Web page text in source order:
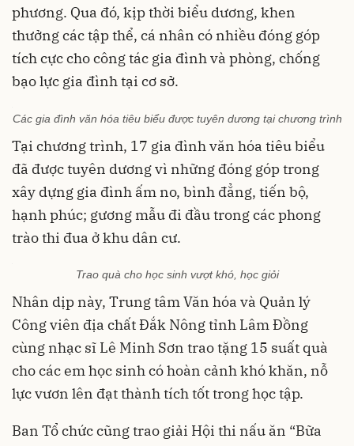
phương. Qua đó, kịp thời biểu dương, khen
thưởng các tập thể, cá nhân có nhiều đóng góp
tích cực cho công tác gia đình và phòng, chống
bạo lực gia đình tại cơ sở.
Các gia đình văn hóa tiêu biểu được tuyên dương tại chương trình
Tại chương trình, 17 gia đình văn hóa tiêu biểu
đã được tuyên dương vì những đóng góp trong
xây dựng gia đình ấm no, bình đẳng, tiến bộ,
hạnh phúc; gương mẫu đi đầu trong các phong
trào thi đua ở khu dân cư.
Trao quà cho học sinh vượt khó, học giỏi
Nhân dịp này, Trung tâm Văn hóa và Quản lý
Công viên địa chất Đắk Nông tỉnh Lâm Đồng
cùng nhạc sĩ Lê Minh Sơn trao tặng 15 suất quà
cho các em học sinh có hoàn cảnh khó khăn, nỗ
lực vươn lên đạt thành tích tốt trong học tập.
Ban Tổ chức cũng trao giải Hội thi nấu ăn “Bữa